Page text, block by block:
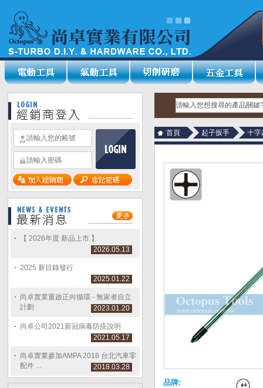
【 2026年度 新品上市 】
2026.05.13
2025 新目錄發行
2025.01.22
尚卓實業重啟正向循環 - 無家者自立
計劃
2023.01.20
尚卓公司2021新冠病毒防疫說明
2021.05.17
尚卓實業參加AMPA 2018 台北汽車零
配件 ...
2018.03.28
首頁 起子扳手 十字
品牌: